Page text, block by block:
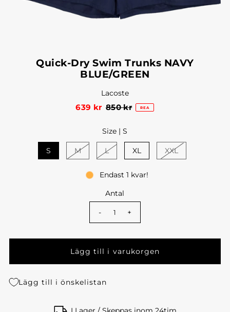
Quick-Dry Swim Trunks NAVY
BLUE/GREEN
Lacoste
639 kr 850 kr REA
Size |S
S M L XL XXL
Endast 1 kvar!
Antal
- +
Lägg till i önskelistan